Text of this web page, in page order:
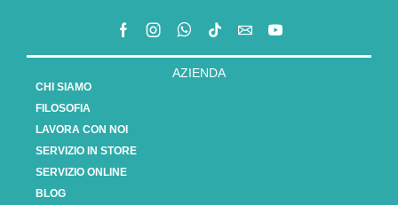
AZIENDA
CHI SIAMO
FILOSOFIA
LAVORA CON NOI
SERVIZIO IN STORE
SERVIZIO ONLINE
BLOG